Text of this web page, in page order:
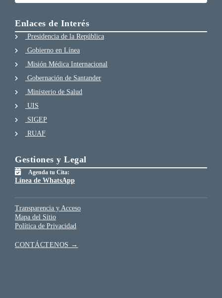
Enlaces de Interés
Presidencia de la República
Gobierno en Línea
Misión Médica Internacional
Gobernación de Santander
Ministerio de Salud
UIS
SIGEP
RUAF
Gestiones y Legal
Agenda tu Cita:
Línea de WhatsApp
Transparencia y Acceso
Mapa del Sitio
Política de Privacidad
CONTÁCTENOS →